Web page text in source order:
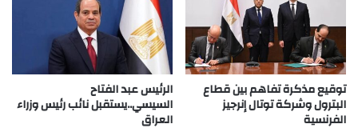
توقيع مذكرة تفاهم بين قطاع
البترول وشركة توتال إنرجيز
الفرنسية
الرئيس عبد الفتاح
السيسي..يستقبل نائب رئيس وزراء
العراق